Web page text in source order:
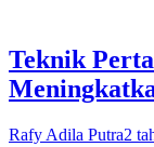
Teknik
Rafy Adila Putra2